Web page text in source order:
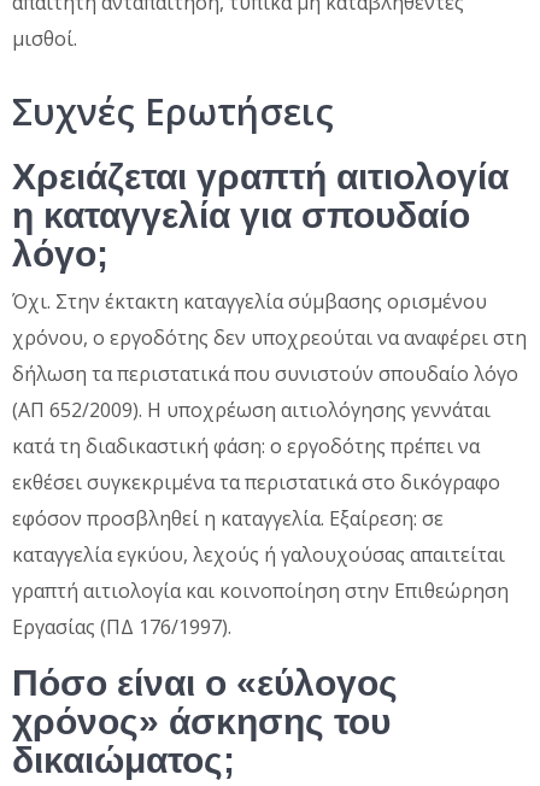
μισθοί.
Συχνές Ερωτήσεις
Χρειάζεται γραπτή αιτιολογία
η καταγγελία για σπουδαίο
λόγο;
Όχι. Στην έκτακτη καταγγελία σύμβασης ορισμένου
χρόνου, ο εργοδότης δεν υποχρεούται να αναφέρει στη
δήλωση τα περιστατικά που συνιστούν σπουδαίο λόγο
(ΑΠ 652/2009). Η υποχρέωση αιτιολόγησης γεννάται
κατά τη διαδικαστική φάση: ο εργοδότης πρέπει να
εκθέσει συγκεκριμένα τα περιστατικά στο δικόγραφο
εφόσον προσβληθεί η καταγγελία. Εξαίρεση: σε
καταγγελία εγκύου, λεχούς ή γαλουχούσας απαιτείται
γραπτή αιτιολογία και κοινοποίηση στην Επιθεώρηση
Εργασίας (ΠΔ 176/1997).
Πόσο είναι ο «εύλογος
χρόνος» άσκησης του
δικαιώματος;